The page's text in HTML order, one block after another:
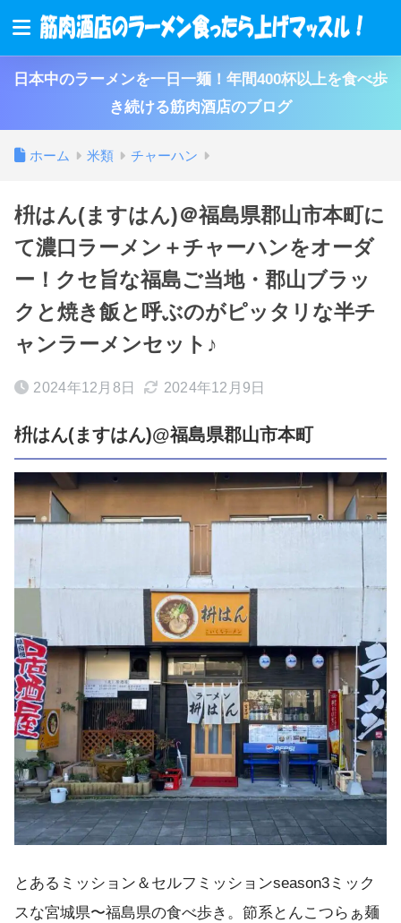
日本中のラーメンを一日一麺！年間400杯以上を食べ歩
き続ける筋肉酒店のブログ
ホーム 米類 チャーハン
枡はん(ますはん)＠福島県郡山市本町に
て濃口ラーメン＋チャーハンをオーダ
ー！クセ旨な福島ご当地・郡山ブラッ
クと焼き飯と呼ぶのがピッタリな半チ
ャンラーメンセット♪
2024年12月8日 2024年12月9日
枡はん(ますはん)@福島県郡山市本町
とあるミッション＆セルフミッションseason3ミック
スな宮城県〜福島県の食べ歩き。節系とんこつらぁ麺